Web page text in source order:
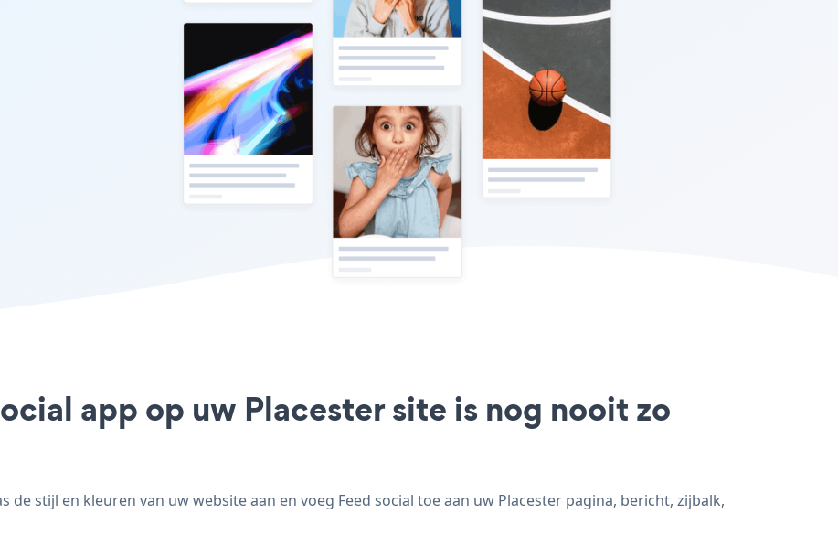
app op uw Placester site is nog nooit zo
de stijl en kleuren van uw website aan en voeg Feed social toe aan uw Placester pagina, bericht, zijbalk,